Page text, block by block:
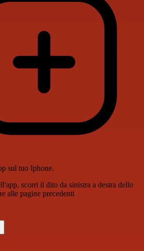
sul tuo Iphone.
scorri il dito da sinistra a destra dello
alle pagine precedenti